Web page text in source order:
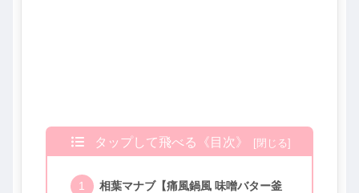
タップして飛べる《目次》
相葉マナブ【痛風鍋風 味噌バター釜